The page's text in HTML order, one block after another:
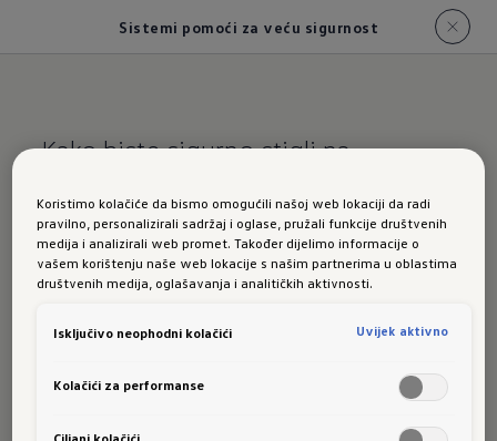
Sistemi pomoći za veću sigurnost
Kako biste sigurno stigli na
Sistemi pomoći za
veću sigurnost za
novi ID.3 Neo na prvi
Koristimo kolačiće da bismo omogućili našoj web lokaciji da radi
pravilno, personalizirali sadržaj i oglase, pružali funkcije društvenih
medija i analizirali web promet. Također dijelimo informacije o
vašem korištenju naše web lokacije s našim partnerima u oblastima
društvenih medija, oglašavanja i analitičkih aktivnosti.
Isključivo neophodni kolačići Uvijek aktivno
Kolačići za performanse
Ciljani kolačići